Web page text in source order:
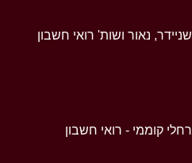
שניידר, נאור ושות' רואי חשבון
רחלי קוממי - רואי חשבון